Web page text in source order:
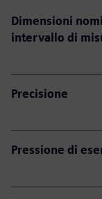
Dimensioni
intervallo di
Precisione
Pressione di